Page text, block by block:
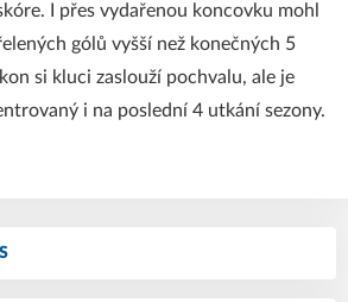
I přes vydařenou koncovku mohl
gólů vyšší než konečných 5
si kluci zaslouží pochvalu, ale je
i na poslední 4 utkání sezony.